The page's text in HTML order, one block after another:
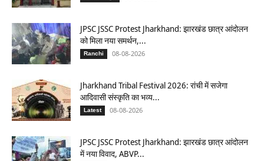
JPSC JSSC Protest Jharkhand: झारखंड छात्र आंदोलन
को मिला नया समर्थन,...
Ranchi 08-08-2026
Jharkhand Tribal Festival 2026: रांची में सजेगा
आदिवासी संस्कृति का भव्य...
Latest 08-08-2026
JPSC JSSC Protest Jharkhand: झारखंड छात्र आंदोलन
में नया विवाद, ABVP...